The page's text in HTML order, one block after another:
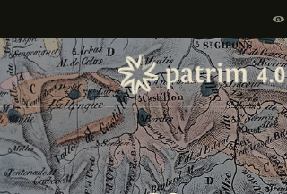
PYRENOTECA 4.0
PROJECTS
LE RÉSEAU